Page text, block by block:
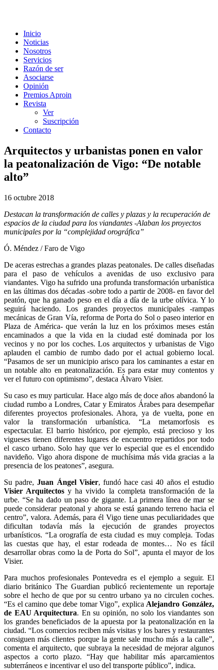
Inicio
Noticias
Nosotros
Servicios
Razón de ser
Asociarse
Opinión
Premios Aproin
Revista
Ver
Suscripción
Contacto
Arquitectos y urbanistas ponen en valor
la peatonalización de Vigo: “De notable
alto”
16 octubre 2018
Destacan la transformación de calles y plazas y la recuperación de
espacios de la ciudad para los viandantes -Alaban los proyectos
municipales por la “complejidad orográfica”
Ó. Méndez / Faro de Vigo
De aceras estrechas a grandes plazas peatonales. De calles diseñadas
para el paso de vehículos a avenidas de uso exclusivo para
viandantes. Vigo ha sufrido una profunda transformación urbanística
en las últimas dos décadas -sobre todo a partir de 2008- en favor del
peatón, que ha ganado peso en el día a día de la urbe olívica. Y lo
seguirá haciendo. Los grandes proyectos municipales -rampas
mecánicas de Gran Vía, reforma de Porta do Sol o paseo interior en
Plaza de América- que verán la luz en los próximos meses están
encaminados a que la vida en la ciudad esté dominada por los
vecinos y no por los coches. Los arquitectos y urbanistas de Vigo
aplauden el cambio de rumbo dado por el actual gobierno local.
“Pasamos de ser un municipio arisco para los caminantes a estar en
un notable alto en peatonalización. Es para estar muy contentos y
ver el futuro con optimismo”, destaca Álvaro Visier.
Su caso es muy particular. Hace algo más de doce años abandonó la
ciudad rumbo a Londres, Catar y Emiratos Árabes para desempeñar
diferentes proyectos profesionales. Ahora, ya de vuelta, pone en
valor la transformación urbanística. “La metamorfosis es
espectacular. El barrio histórico, por ejemplo, está precioso y los
vigueses tienen diferentes lugares de encuentro repartidos por todo
el casco urbano. Solo hay que ver lo especial que es el encendido
navideño. Vigo ahora dispone de muchísima más vida gracias a la
presencia de los peatones”, asegura.
Su padre,Juan Ángel Visier, fundó hace casi 40 años el estudio
Visier Arquitectos y ha vivido la completa transformación de la
urbe. “Se ha dado un paso de gigante. La primera línea de mar se
puede considerar peatonal y ahora se está ganando terreno hacia el
centro”, valora. Además, para él Vigo tiene unas peculiaridades que
dificultan todavía más la ejecución de grandes proyectos
urbanísticos. “La orografía de esta ciudad es muy compleja. Todas
las cuestas que hay, el estar rodeada de montes… No es fácil
desarrollar obras como la de Porta do Sol”, apunta el mayor de los
Visier.
Para muchos profesionales Pontevedra es el ejemplo a seguir. El
diario británico The Guardian publicó recientemente un reportaje
sobre el hecho de que por su centro urbano ya no circulen coches.
“Es el camino que debe tomar Vigo”, explica Alejandro González,
de EAU Arquitectura. En su opinión, no solo los viandantes son
los grandes beneficiados de la apuesta por la peatonalización en la
ciudad. “Los comercios reciben más visitas y los bares y restaurantes
consiguen más clientes porque la gente sale mucho más a la calle”,
comenta el arquitecto, que subraya la necesidad de mejorar algunos
aspectos a corto plazo. “Hay que habilitar más aparcamientos
subterráneos e incentivar el uso del transporte público”, indica.